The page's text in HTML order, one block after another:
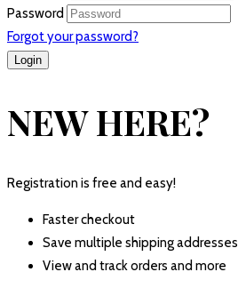
Password
Forgot your password?
NEW HERE?
Registration is free and easy!
Faster checkout
Save multiple shipping addresses
View and track orders and more